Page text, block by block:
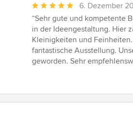
Durchschnittliche
Bewertung:
5
von
5
Sternen
6. Dezember
“Sehr gute und kompetente
in der Ideengestaltung. Hier
Kleinigkeiten und
fantastische Ausstellung.
geworden. Sehr